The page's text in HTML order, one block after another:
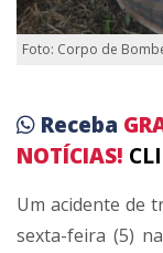
Foto: Corpo de
Receba
NOTÍCIAS!
Um acidente de
sexta-feira (5)